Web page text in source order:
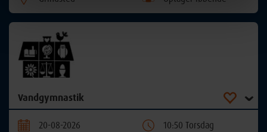
Vandgymnastik
20-08-2026 10:50 Torsdag